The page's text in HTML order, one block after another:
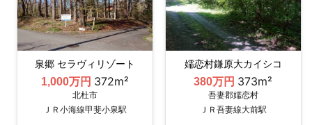
泉郷 セラヴィリゾート
1,000万円 372m²
北杜市
ＪＲ小海線甲斐小泉駅
嬬恋村鎌原大カイシコ
380万円 373m²
吾妻郡嬬恋村
ＪＲ吾妻線大前駅